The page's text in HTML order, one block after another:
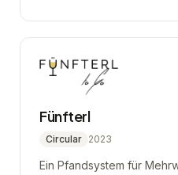
Fünfterl
Circular 2023
Ein Pfandsystem für